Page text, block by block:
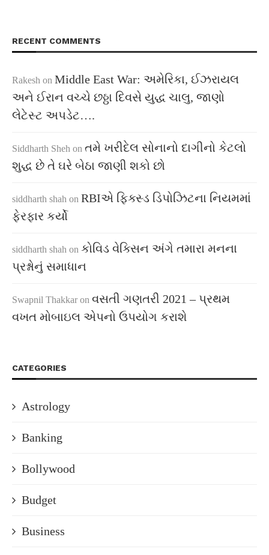
RECENT COMMENTS
Rakesh on Middle East War: અમેરિકા, ઈઝરાયલ
અને ઈરાન વચ્ચે છઠ્ઠા દિવસે યુદ્ધ ચાલુ, જાણો
લેટેસ્ટ અપડેટ….
Siddharth Sheh on તમે ખરીદેલ સોનાનો દાગીનો કેટલો
શુદ્ધ છે તે ઘરે બેઠા જાણી શકો છો
siddharth shah on RBIએ ફિક્સ્ડ ડિપોઝિટના નિયમમાં
ફેરફાર કર્યો
siddharth shah on કોવિડ વેક્સિન અંગે તમારા મનના
પ્રશ્નોનું સમાધાન
Swapnil Thakkar on વસતી ગણતરી 2021 – પ્રથમ
વખત મોબાઇલ એપનો ઉપયોગ કરાશે
CATEGORIES
Astrology
Banking
Bollywood
Budget
Business